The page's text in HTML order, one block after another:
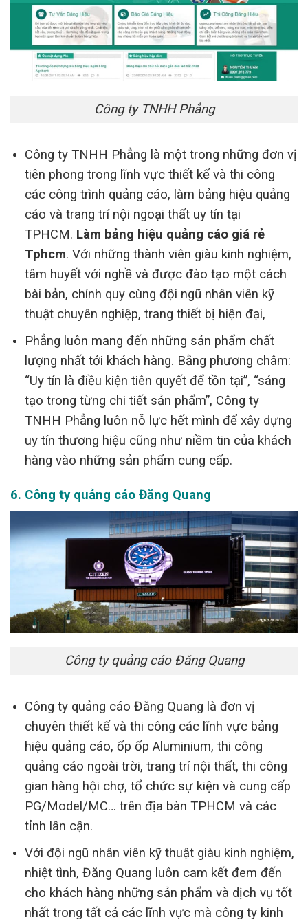
Công ty TNHH Phẳng
Công ty TNHH Phẳng là một trong những đơn vị
tiên phong trong lĩnh vực thiết kế và thi công
các công trình quảng cáo, làm bảng hiệu quảng
cáo và trang trí nội ngoại thất uy tín tại
TPHCM. Làm bảng hiệu quảng cáo giá rẻ
Tphcm. Với những thành viên giàu kinh nghiệm,
tâm huyết với nghề và được đào tạo một cách
bài bản, chính quy cùng đội ngũ nhân viên kỹ
thuật chuyên nghiệp, trang thiết bị hiện đại,
Phẳng luôn mang đến những sản phẩm chất
lượng nhất tới khách hàng. Bằng phương châm:
“Uy tín là điều kiện tiên quyết để tồn tại”, “sáng
tạo trong từng chi tiết sản phẩm”, Công ty
TNHH Phẳng luôn nỗ lực hết mình để xây dựng
uy tín thương hiệu cũng như niềm tin của khách
hàng vào những sản phẩm cung cấp.
6. Công ty quảng cáo Đăng Quang
Công ty quảng cáo Đăng Quang
Công ty quảng cáo Đăng Quang là đơn vị
chuyên thiết kế và thi công các lĩnh vực bảng
hiệu quảng cáo, ốp ốp Aluminium, thi công
quảng cáo ngoài trời, trang trí nội thất, thi công
gian hàng hội chợ, tổ chức sự kiện và cung cấp
PG/Model/MC… trên địa bàn TPHCM và các
tỉnh lân cận.
Với đội ngũ nhân viên kỹ thuật giàu kinh nghiệm,
nhiệt tình, Đăng Quang luôn cam kết đem đến
cho khách hàng những sản phẩm và dịch vụ tốt
nhất trong tất cả các lĩnh vực mà công ty kinh